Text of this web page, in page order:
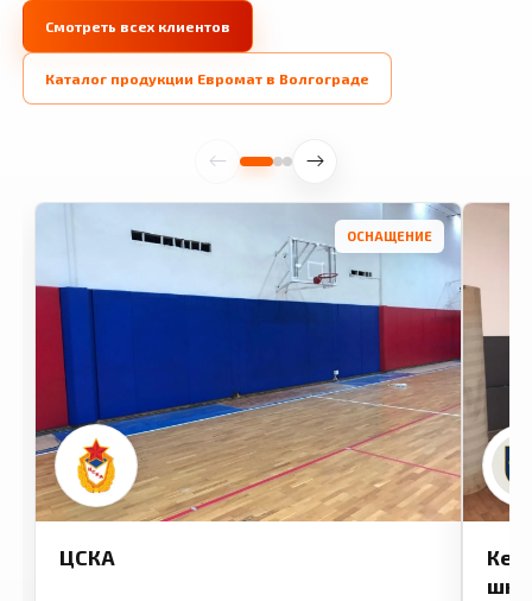
Смотреть всех клиентов
Каталог продукции Евромат в Волгограде
ОСНАЩЕНИЕ
ЦСКА